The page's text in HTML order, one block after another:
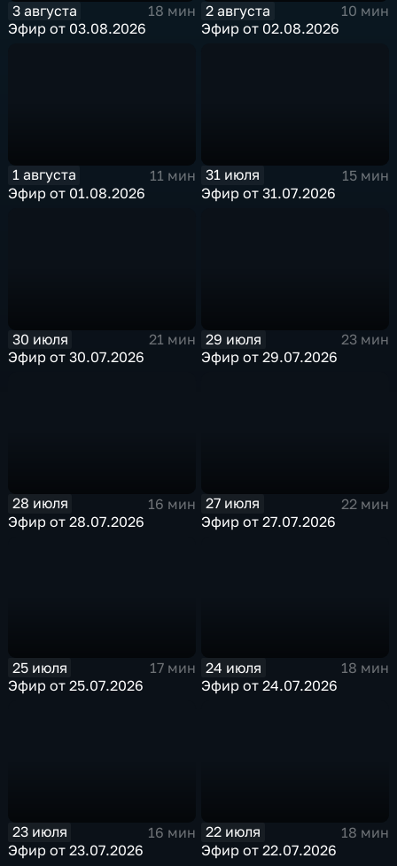
3 августа
18 мин
Эфир от 03.08.2026
2 августа
10 мин
Эфир от 02.08.2026
1 августа
11 мин
Эфир от 01.08.2026
31 июля
15 мин
Эфир от 31.07.2026
30 июля
21 мин
Эфир от 30.07.2026
29 июля
23 мин
Эфир от 29.07.2026
28 июля
16 мин
Эфир от 28.07.2026
27 июля
22 мин
Эфир от 27.07.2026
25 июля
17 мин
Эфир от 25.07.2026
24 июля
18 мин
Эфир от 24.07.2026
23 июля
16 мин
Эфир от 23.07.2026
22 июля
18 мин
Эфир от 22.07.2026